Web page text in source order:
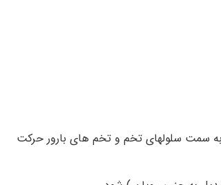
به سمت سلولهای تخم و تخم های بارور حرکت